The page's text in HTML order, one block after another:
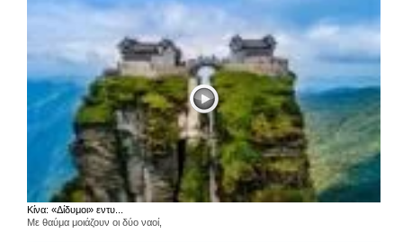
Κίνα: «Δίδυμοι» εντυ...
Με θαύμα μοιάζουν οι δύο ναοί,